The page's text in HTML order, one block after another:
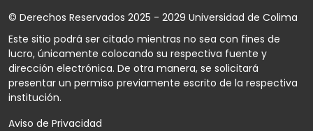
© Derechos Reservados 2025 - 2029 Universidad de Colima
Este sitio podrá ser citado mientras no sea con fines de
lucro, únicamente colocando su respectiva fuente y
dirección electrónica. De otra manera, se solicitará
presentar un permiso previamente escrito de la respectiva
institución.
Aviso de Privacidad